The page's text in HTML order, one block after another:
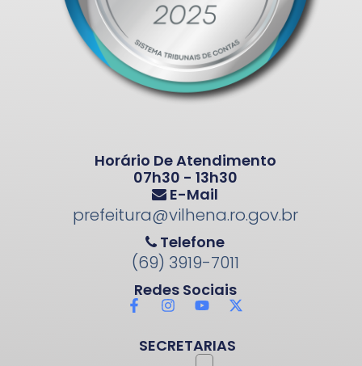
Horário De Atendimento
07h30 - 13h30
E-Mail
prefeitura@vilhena.ro.gov.br
Telefone
(69) 3919-7011
Redes Sociais
SECRETARIAS